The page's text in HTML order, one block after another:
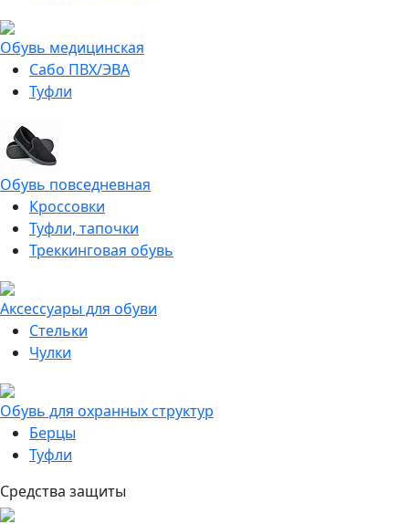
Обувь медицинская
Сабо ПВХ/ЭВА
Туфли
Обувь повседневная
Кроссовки
Туфли, тапочки
Треккинговая обувь
Аксессуары для обуви
Стельки
Чулки
Обувь для охранных структур
Берцы
Туфли
Средства защиты